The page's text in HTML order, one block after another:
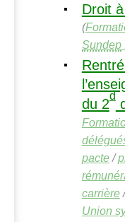
Droit
(
Sundep
du 2
d
pacte/
carrière
Union